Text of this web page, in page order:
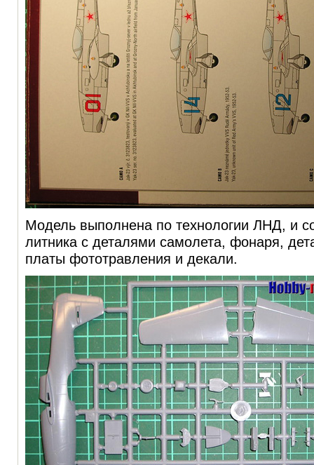
Модель выполнена по технологии ЛНД, и
литника с деталями самолета, фонаря,
платы фототравления и декали.